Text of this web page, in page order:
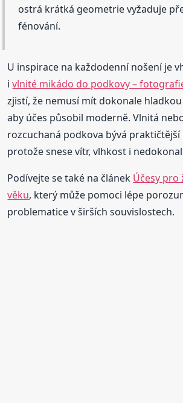
ostrá krátká geometrie vyžaduje
fénování.
U inspirace na každodenní nošení je
ivlnité mikádo do podkovy –
zjistí, že nemusí mít dokonale
aby účes působil moderně. Vlnitá
rozcuchaná podkova bývá praktičtější
protože snese vítr, vlhkost i
Podívejte se také na článek Účesy pro
věku, který může pomoci lépe
problematice v širších souvislostech.